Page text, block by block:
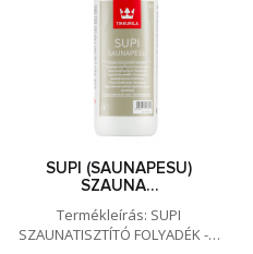
SUPI (SAUNAPESU)
SZAUNA…
Termékleírás: SUPI
SZAUNATISZTÍTÓ FOLYADÉK -…